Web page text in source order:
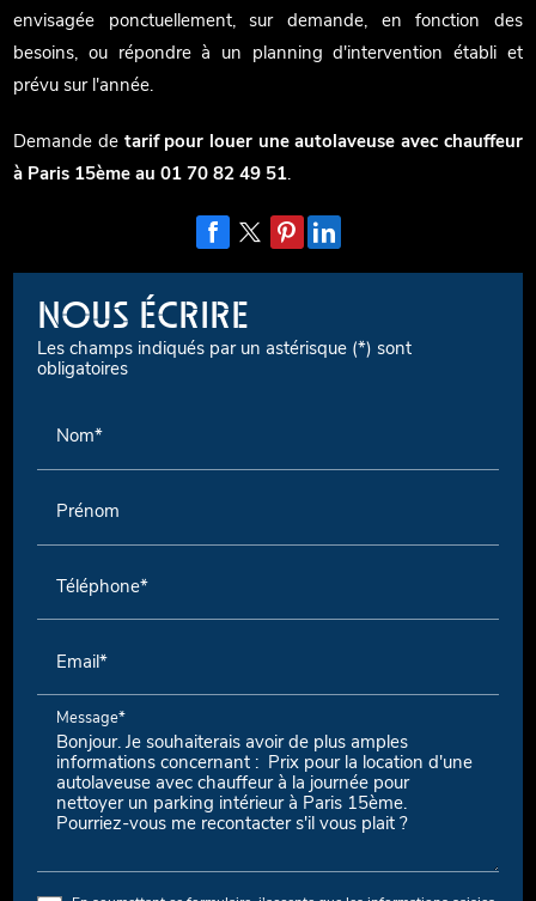
envisagée ponctuellement, sur demande, en fonction des
besoins, ou répondre à un planning d'intervention établi et
prévu sur l'année.
Demande de tarif pour louer une autolaveuse avec chauffeur
à Paris 15ème au 01 70 82 49 51.
NOUS ÉCRIRE
Les champs indiqués par un astérisque (*) sont
obligatoires
Nom*
Prénom
Téléphone*
Email*
Message*